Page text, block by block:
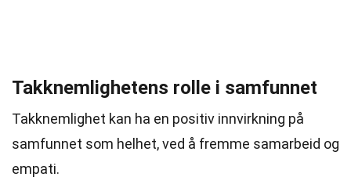
Takknemlighetens rolle i samfunnet
Takknemlighet kan ha en positiv innvirkning på
samfunnet som helhet, ved å fremme samarbeid og
empati.